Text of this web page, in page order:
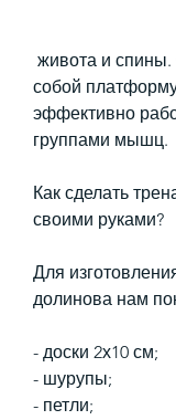
собой
эффективно
группами мышц.
Как сделать
своими руками?
Для
долинова нам
- доски 2х10 см;
- шурупы;
- петли;